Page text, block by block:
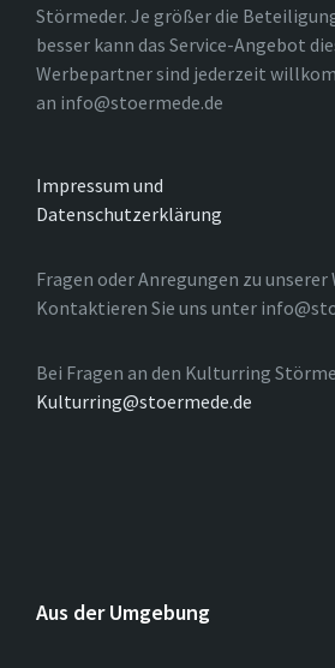
Störmeder. Je größer die
besser kann das Service-Angebot
Werbepartner sind jederzeit
an info@stoermede.de
Impressum und
Datenschutzerklärung
Fragen oder Anregungen zu unserer
Kontaktieren Sie uns unter
Bei Fragen an den Kulturring
Kulturring@stoermede.de
Aus der Umgebung